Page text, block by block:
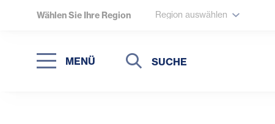
Wählen Sie Ihre Region Region auswählen
MENÜ
Suche
Suche